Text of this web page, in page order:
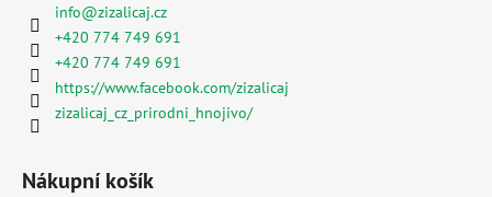
info@zizalicaj.cz
+420 774 749 691
+420 774 749 691
https://www.facebook.com/zizalicaj
zizalicaj_cz_prirodni_hnojivo/
Nákupní košík